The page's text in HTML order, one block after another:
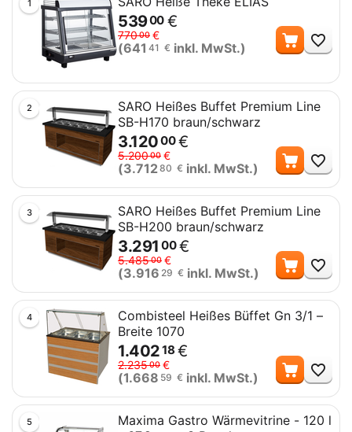
1
53900 €
77000 €
(641 41 € inkl. MwSt.)
2
SARO Heißes Buffet Premium Line
SB-H170 braun/schwarz
3.12000 €
5.20000 €
(3.71280 € inkl. MwSt.)
3
SARO Heißes Buffet Premium Line
SB-H200 braun/schwarz
3.291 00 €
5.48500 €
(3.916 29 € inkl. MwSt.)
4
Combisteel Heißes Büffet Gn 3/1 –
Breite 1070
1.40218 €
2.23500 €
(1.668 59 € inkl. MwSt.)
5
Maxima Gastro Wärmevitrine - 120 l